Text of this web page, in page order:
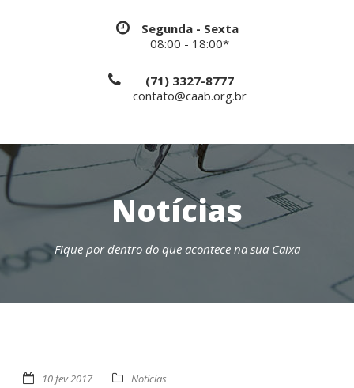
Segunda - Sexta
08:00 - 18:00*
(71) 3327-8777
contato@caab.org.br
Notícias
Fique por dentro do que acontece na sua Caixa
10 fev 2017 Notícias